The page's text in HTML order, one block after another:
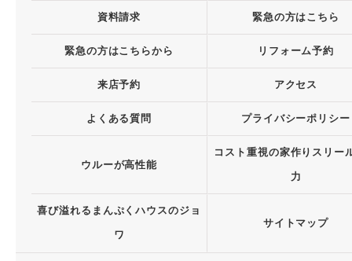
資料請求 緊急の方はこちら
緊急の方はこちらから リフォーム予約
来店予約 アクセス
よくある質問 プライバシーポリシー
ウルーが高性能
コスト重視の家作りスリー
力
喜び溢れるまんぷくハウスのジョ
ワ
サイトマップ